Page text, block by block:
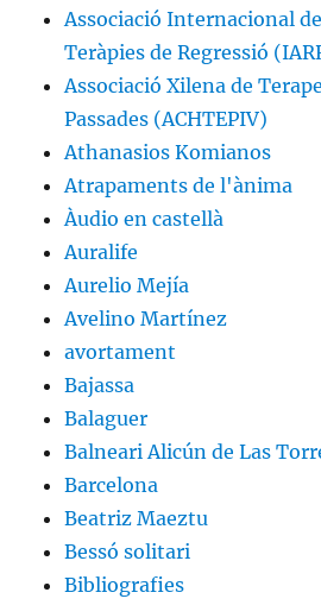
Associació Internacional
Teràpies de Regressió
Associació Xilena de
Passades (ACHTEPIV)
Athanasios Komianos
Atrapaments de l'ànima
Àudio en castellà
Auralife
Aurelio Mejía
Avelino Martínez
avortament
Bajassa
Balaguer
Balneari Alicún de Las
Barcelona
Beatriz Maeztu
Bessó solitari
Bibliografies